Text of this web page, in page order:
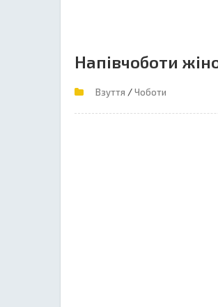
Напівчоботи
Взуття /Чоботи